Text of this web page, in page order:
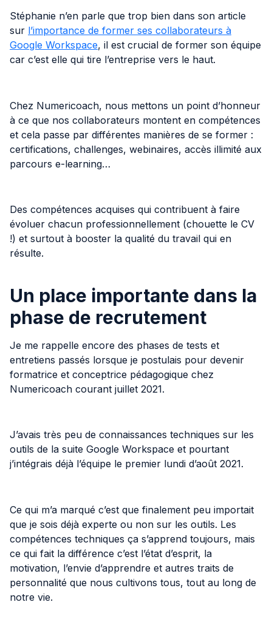
Stéphanie n’en parle que trop bien dans son article
sur l’importance de former ses collaborateurs à
Google Workspace, il est crucial de former son équipe
car c’est elle qui tire l’entreprise vers le haut.
Chez Numericoach, nous mettons un point d’honneur
à ce que nos collaborateurs montent en compétences
et cela passe par différentes manières de se former :
certifications, challenges, webinaires, accès illimité aux
parcours e-learning…
Des compétences acquises qui contribuent à faire
évoluer chacun professionnellement (chouette le CV
!) et surtout à booster la qualité du travail qui en
résulte.
Un place importante dans la
phase de recrutement
Je me rappelle encore des phases de tests et
entretiens passés lorsque je postulais pour devenir
formatrice et conceptrice pédagogique chez
Numericoach courant juillet 2021.
J’avais très peu de connaissances techniques sur les
outils de la suite Google Workspace et pourtant
j’intégrais déjà l’équipe le premier lundi d’août 2021.
Ce qui m’a marqué c’est que finalement peu importait
que je sois déjà experte ou non sur les outils. Les
compétences techniques ça s’apprend toujours, mais
ce qui fait la différence c’est l’état d’esprit, la
motivation, l’envie d’apprendre et autres traits de
personnalité que nous cultivons tous, tout au long de
notre vie.